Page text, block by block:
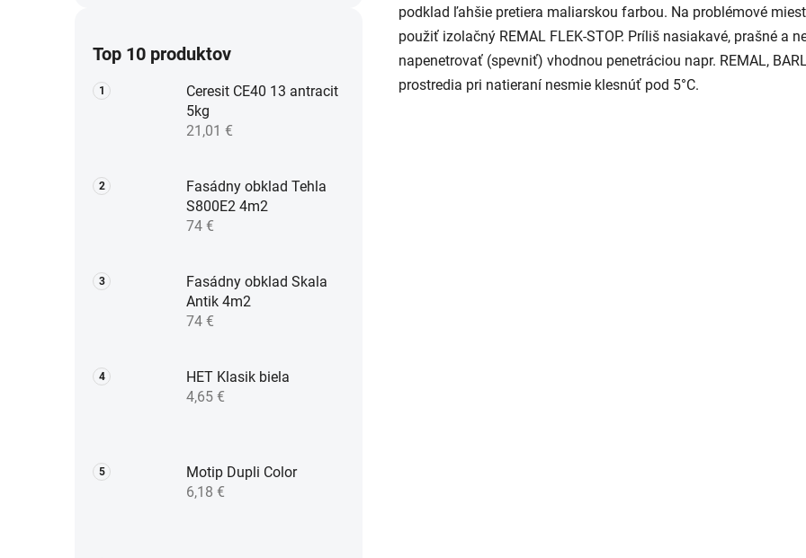
Top 10 produktov
Ceresit CE40 13 antracit
5kg
21,01 €
Fasádny obklad Tehla
S800E2 4m2
74 €
Fasádny obklad Skala
Antik 4m2
74 €
HET Klasik biela
4,65 €
Motip Dupli Color
6,18 €
podklad ľahšie pretiera maliarskou farbou. Na problémové
použiť izolačný REMAL FLEK-STOP. Príliš nasiakavé, prašné a
napenetrovať (spevniť) vhodnou penetráciou napr. REMAL,
prostredia pri natieraní nesmie klesnúť pod 5°C.